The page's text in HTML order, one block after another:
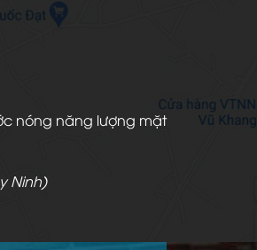
nóng năng lượng mặt
Ninh)